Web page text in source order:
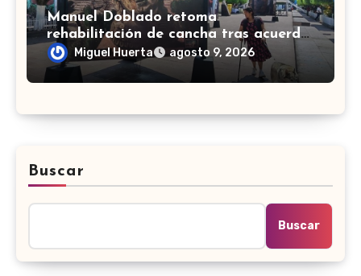
Manuel Doblado retoma
rehabilitación de cancha tras acuerdo
con el contratista
Miguel Huerta agosto 9, 2026
Buscar
Buscar